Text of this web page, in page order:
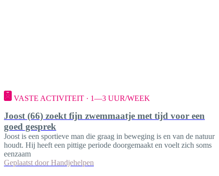
VASTE ACTIVITEIT · 1—3 UUR/WEEK
Joost (66) zoekt fijn zwemmaatje met tijd voor een
goed gesprek
Joost is een sportieve man die graag in beweging is en van de natuur
houdt. Hij heeft een pittige periode doorgemaakt en voelt zich soms
eenzaam
Geplaatst door Handjehelpen